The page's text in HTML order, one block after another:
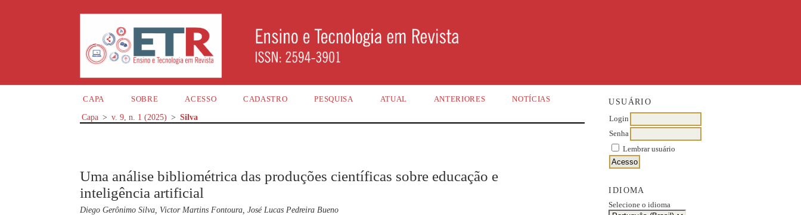
USUÁRIO
Login
Senha
Lembrar usuário
IDIOMA
Selecione o idioma
CAPA SOBRE ACESSO CADASTRO PESQUISA ATUAL ANTERIORES NOTÍCIAS
Capa > v. 9, n. 1 (2025) > Silva
Uma análise bibliométrica das produções científicas sobre educação e
inteligência artificial
Diego Gerônimo Silva, Victor Martins Fontoura, José Lucas Pedreira Bueno